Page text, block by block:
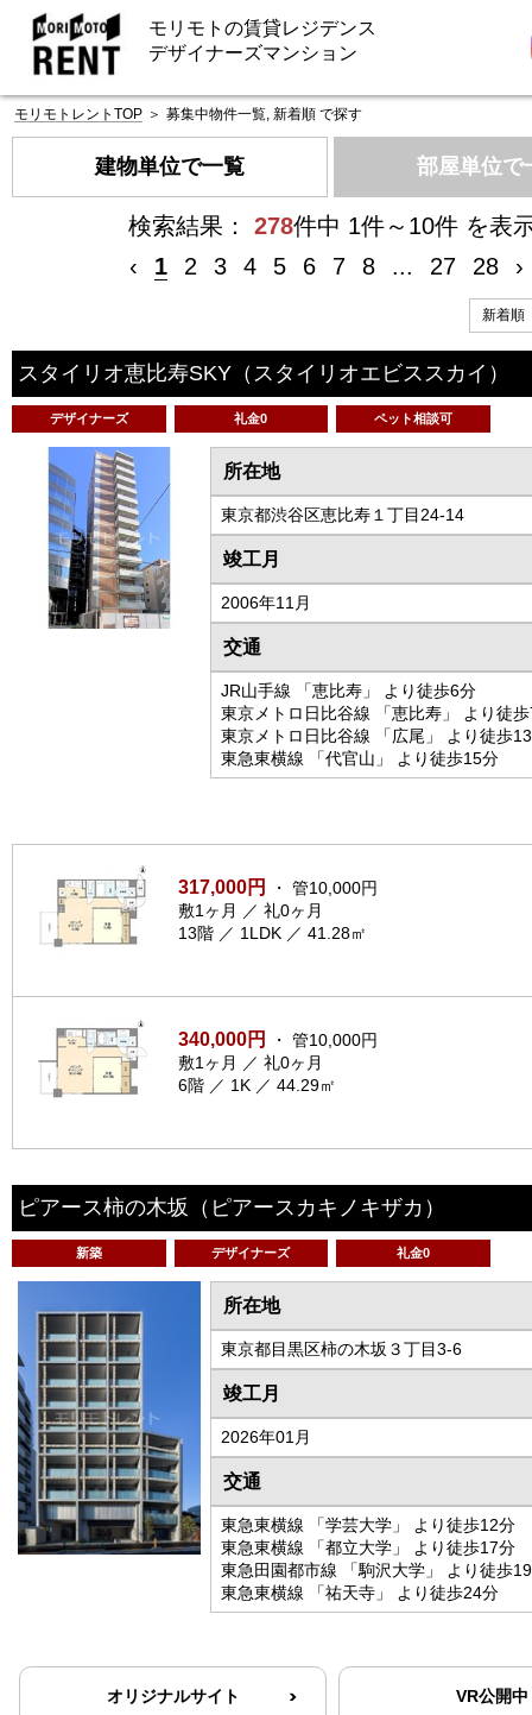
モリモトの賃貸レジデンス
デザイナーズマンション
モリモトレントTOP ＞ 募集中物件一覧, 新着順 で探す
建物単位で一覧 部屋単位で
検索結果： 278件中 1件～10件 を表
‹
1 2 3 4 5 6 7 8 ... 27 28 ›
スタイリオ恵比寿SKY （スタイリオエビススカイ）
デザイナーズ 礼金0 ペット相談可
所在地
東京都渋谷区恵比寿１丁目24-14
竣工月
2006年11月
交通
JR山手線 「恵比寿」 より徒歩6分
東京メトロ日比谷線 「恵比寿」 より徒
東京メトロ日比谷線 「広尾」 より徒歩
東急東横線 「代官山」 より徒歩15分
317,000円
・ 管10,000円
敷1ヶ月 ／ 礼0ヶ月
13階 ／ 1LDK ／ 41.28㎡
340,000円
・ 管10,000円
敷1ヶ月 ／ 礼0ヶ月
6階 ／ 1K ／ 44.29㎡
ピアース柿の木坂 （ピアースカキノキザカ）
新築 デザイナーズ 礼金0
所在地
東京都目黒区柿の木坂３丁目3-6
竣工月
2026年01月
交通
東急東横線 「学芸大学」 より徒歩12分
東急東横線 「都立大学」 より徒歩17分
東急田園都市線 「駒沢大学」 より徒歩
東急東横線 「祐天寺」 より徒歩24分
オリジナルサイト VR公開中